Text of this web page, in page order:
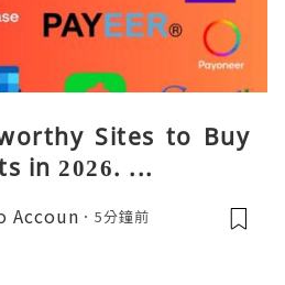
Sites to Buy
in 2026. ...
Accoun 5分鐘前